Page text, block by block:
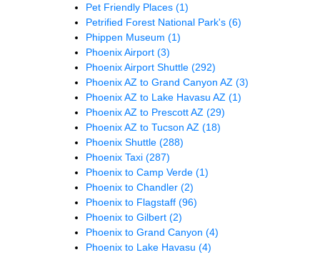
Pet Friendly Places (1)
Petrified Forest National Park's (6)
Phippen Museum (1)
Phoenix Airport (3)
Phoenix Airport Shuttle (292)
Phoenix AZ to Grand Canyon AZ (3)
Phoenix AZ to Lake Havasu AZ (1)
Phoenix AZ to Prescott AZ (29)
Phoenix AZ to Tucson AZ (18)
Phoenix Shuttle (288)
Phoenix Taxi (287)
Phoenix to Camp Verde (1)
Phoenix to Chandler (2)
Phoenix to Flagstaff (96)
Phoenix to Gilbert (2)
Phoenix to Grand Canyon (4)
Phoenix to Lake Havasu (4)